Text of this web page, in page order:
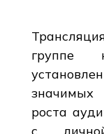
группе
значимых
роста
с